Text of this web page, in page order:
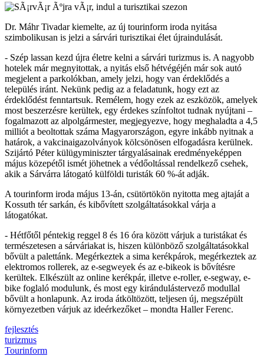
Dr. Máhr Tivadar kiemelte, az új tourinform iroda nyitása
szimbolikusan is jelzi a sárvári turisztikai élet újraindulását.
- Szép lassan kezd újra életre kelni a sárvári turizmus is. A nagyobb
hotelek már megnyitottak, a nyitás első hétvégéjén már sok autó
megjelent a parkolókban, amely jelzi, hogy van érdeklődés a
település iránt. Nekünk pedig az a feladatunk, hogy ezt az
érdeklődést fenntartsuk. Remélem, hogy ezek az eszközök, amelyek
most beszerzésre kerültek, egy érdekes színfoltot tudnak nyújtani –
fogalmazott az alpolgármester, megjegyezve, hogy meghaladta a 4,5
milliót a beoltottak száma Magyarországon, egyre inkább nyitnak a
határok, a vakcinaigazolványok kölcsönösen elfogadásra kerülnek.
Szijártó Péter külügyminiszter tárgyalásainak eredményeképpen
május közepétől ismét jöhetnek a védőoltással rendelkező csehek,
akik a Sárvárra látogató külföldi turisták 60 %-át adják.
A tourinform iroda május 13-án, csütörtökön nyitotta meg ajtaját a
Kossuth tér sarkán, és kibővített szolgáltatásokkal várja a
látogatókat.
- Hétfőtől péntekig reggel 8 és 16 óra között várjuk a turistákat és
természetesen a sárváriakat is, hiszen különböző szolgáltatásokkal
bővült a palettánk. Megérkeztek a sima kerékpárok, megérkeztek az
elektromos rollerek, az e-segweyek és az e-bikeok is bővítésre
kerültek. Elkészült az online kerékpár, illetve e-roller, e-segway, e-
bike foglaló modulunk, és most egy kirándulástervező modullal
bővült a honlapunk. Az iroda átköltözött, teljesen új, megszépült
környezetben várjuk az ideérkezőket – mondta Haller Ferenc.
fejlesztés
turizmus
Tourinform